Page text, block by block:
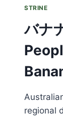
STRINE
バナ
regional